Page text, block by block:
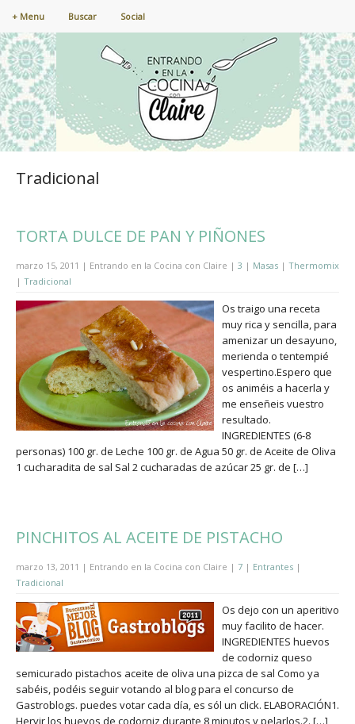
+ Menu Buscar Social
Tradicional
TORTA DULCE DE PAN Y PIÑONES
marzo 15, 2011 | Entrando en la Cocina con Claire | 3 | Masas | Thermomix
| Tradicional
Os traigo una receta
muy rica y sencilla, para
amenizar un desayuno,
merienda o tentempié
vespertino.Espero que
os animéis a hacerla y
me enseñeis vuestro
resultado.
INGREDIENTES (6-8
personas) 100 gr. de Leche 100 gr. de Agua 50 gr. de Aceite de Oliva
1 cucharadita de sal Sal 2 cucharadas de azúcar 25 gr. de […]
PINCHITOS AL ACEITE DE PISTACHO
marzo 13, 2011 | Entrando en la Cocina con Claire | 7 | Entrantes |
Tradicional
Os dejo con un aperitivo
muy facilito de hacer.
INGREDIENTES huevos
de codorniz queso
semicurado pistachos aceite de oliva una pizca de sal Como ya
sabéis, podéis seguir votando al blog para el concurso de
Gastroblogs. puedes votar cada día, es sól un click. ELABORACIÓN1.
Hervir los huevos de codorniz durante 8 minutos y pelarlos.2. […]